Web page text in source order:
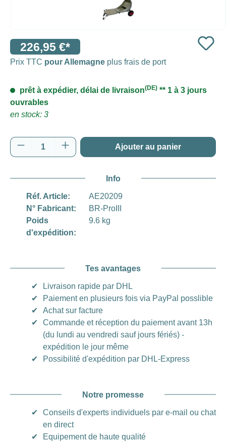
226,95 €*
Prix TTC pour Allemagne plus frais de port
prêt à expédier, délai de livraison(DE) ** 1 à 3 jours
ouvrables
en stock: 3
Quantité de produit : Entrez la quantité
Ajouter au panier
Info
Réf. Article:
AE20209
N° Fabricant:
BR-ProIII
Poids
d'expédition:
9.6 kg
Tes avantages
✔
Livraison rapide par DHL
✔
Paiement en plusieurs fois via PayPal posslible
✔
Achat sur facture
✔
Commande et réception du paiement avant 13h
(du lundi au vendredi sauf jours fériés) -
expédition le jour même
✔
Possibilité d'expédition par DHL-Express
Notre promesse
✔
Conseils d'experts individuels par e-mail ou chat
en direct
✔
Equipement de haute qualité